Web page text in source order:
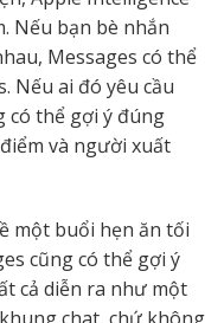
Nếu bạn bè nhắn
Messages có thể
Nếu ai đó yêu cầu
có thể gợi ý đúng
và người xuất
một buổi hẹn ăn tối
cũng có thể gợi ý
cả diễn ra như một